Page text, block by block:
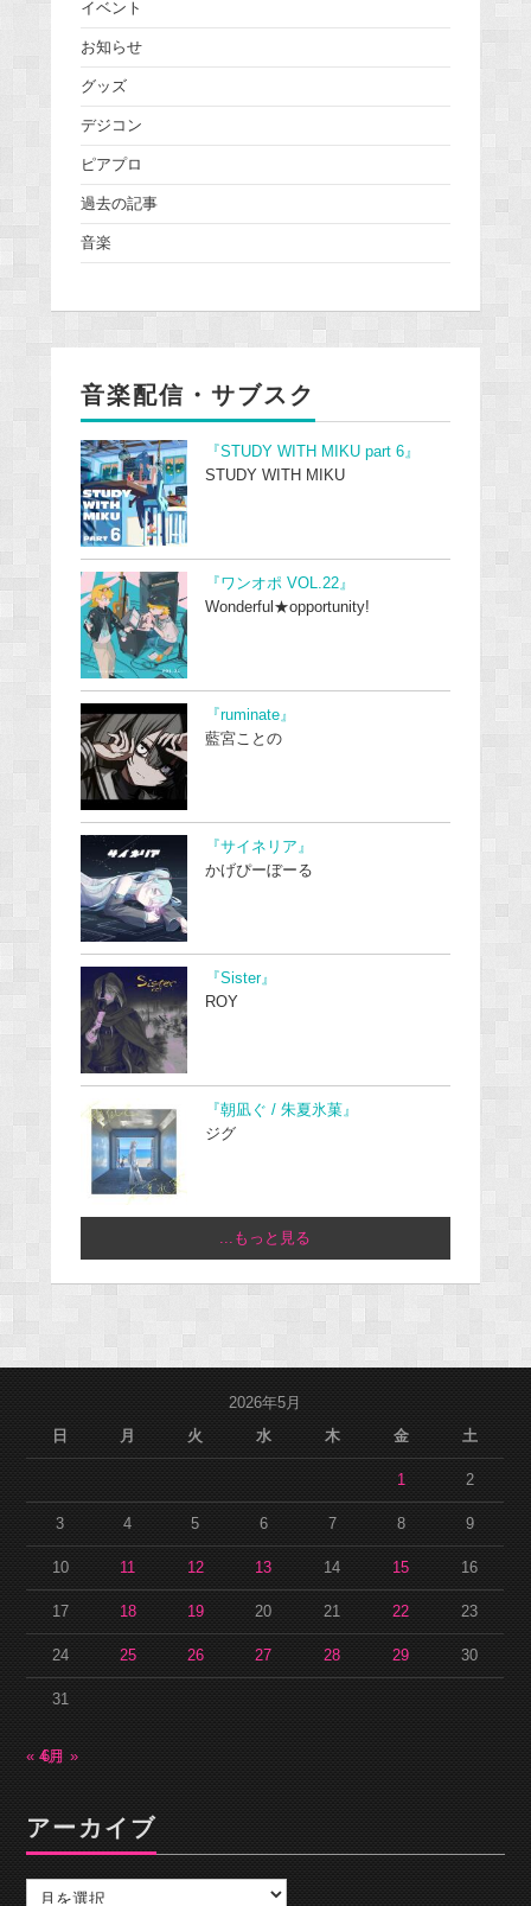
イベント
お知らせ
グッズ
デジコン
ピアプロ
過去の記事
音楽
音楽配信・サブスク
『STUDY WITH MIKU part 6』
STUDY WITH MIKU
『ワンオポ VOL.22』
Wonderful★opportunity!
『ruminate』
藍宮ことの
『サイネリア』
かげぴーぼーる
『Sister』
ROY
『朝凪ぐ / 朱夏氷菓』
ジグ
...もっと見る
2026年5月
日
月 火 水 木 金 土
1 2
3 4 5 6 7 8 9
10 11 12 13 14 15 16
17 18 19 20 21 22 23
24 25 26 27 28 29 30
31
« 4月6月 »
アーカイブ